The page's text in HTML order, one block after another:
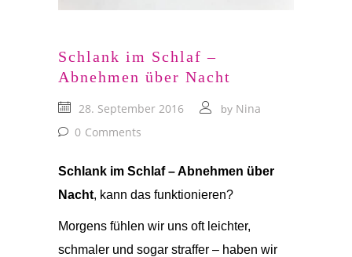
Schlank im Schlaf –
Abnehmen über Nacht
28. September 2016 by Nina
0 Comments
Schlank im Schlaf – Abnehmen über
Nacht, kann das funktionieren?
Morgens fühlen wir uns oft leichter,
schmaler und sogar straffer – haben wir